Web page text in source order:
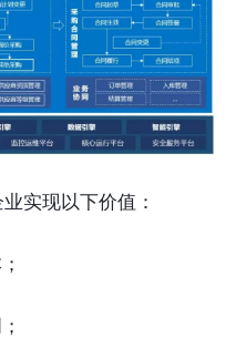
实现以下价值：